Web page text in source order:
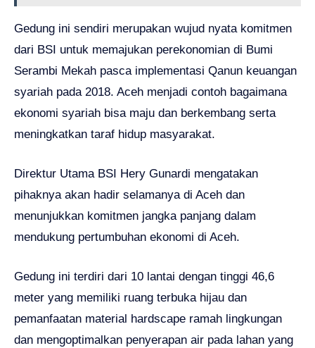
Gedung ini sendiri merupakan wujud nyata komitmen
dari BSI untuk memajukan perekonomian di Bumi
Serambi Mekah pasca implementasi Qanun keuangan
syariah pada 2018. Aceh menjadi contoh bagaimana
ekonomi syariah bisa maju dan berkembang serta
meningkatkan taraf hidup masyarakat.
Direktur Utama BSI Hery Gunardi mengatakan
pihaknya akan hadir selamanya di Aceh dan
menunjukkan komitmen jangka panjang dalam
mendukung pertumbuhan ekonomi di Aceh.
Gedung ini terdiri dari 10 lantai dengan tinggi 46,6
meter yang memiliki ruang terbuka hijau dan
pemanfaatan material hardscape ramah lingkungan
dan mengoptimalkan penyerapan air pada lahan yang